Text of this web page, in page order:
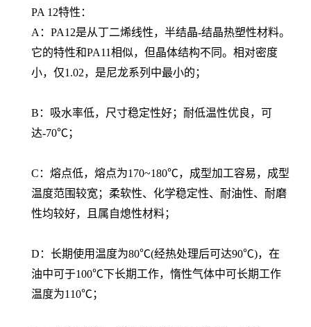
PA 12特性：
A：PA12是从丁二烯线性，半结晶-结晶热塑性材料。
它的特性和PA11相似，但晶体结构不同。相对密度
小，仅1.02，是尼龙系列中最小的；
B：吸水率低，尺寸稳定性好；耐低温性优良，可
达-70℃；
C：熔点低，熔点为170~180℃，成型加工容易，成型
温度范围较宽；柔软性、化学稳定性、耐油性、耐磨
性均较好，且属自熄性材料；
D：长期使用温度为80℃(经热处理后可达90℃)，在
油中可于100℃下长期工作，惰性气体中可长期工作
温度为110℃；